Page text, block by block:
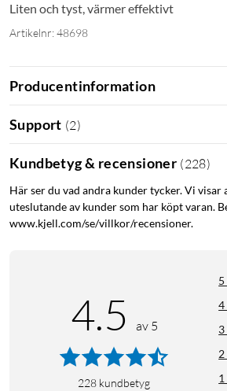
Liten och tyst, värmer effektivt
Artikelnr: 48698
Producentinformation
Support (2)
Kundbetyg & recensioner (228)
Här ser du vad andra kunder tycker. Vi
uteslutande av kunder som har köpt varan.
www.kjell.com/se/villkor/recensioner.
4.5 av 5
228 kundbetyg
4
2